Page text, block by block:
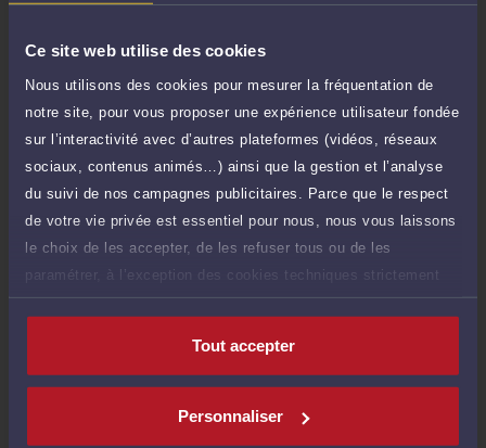
Ce site web utilise des cookies
Nous utilisons des cookies pour mesurer la fréquentation de
notre site, pour vous proposer une expérience utilisateur fondée
sur l’interactivité avec d’autres plateformes (vidéos, réseaux
sociaux, contenus animés…) ainsi que la gestion et l’analyse
du suivi de nos campagnes publicitaires. Parce que le respect
de votre vie privée est essentiel pour nous, nous vous laissons
le choix de les accepter, de les refuser tous ou de les
paramétrer, à l’exception des cookies techniques strictement
nécessaires au fonctionnement du site.
Tout accepter
Personnaliser
Poser une question
Consultation écrite
Etude de votre dossier + possibilité
d'ajout d'une pièce jointe
180 €
TTC
Consulter par écrit